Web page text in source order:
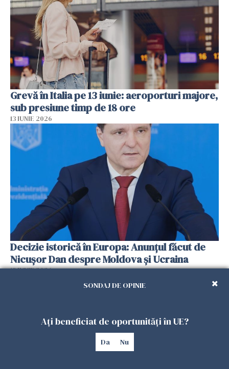
Grevă în Italia pe 13 iunie: aeroporturi majore,
sub presiune timp de 18 ore
13 IUNIE 2026
Decizie istorică în Europa: Anunțul făcut de
Nicușor Dan despre Moldova și Ucraina
13 IUNIE 2026
SONDAJ DE OPINIE
Ați beneficiat de oportunități în UE?
Da Nu